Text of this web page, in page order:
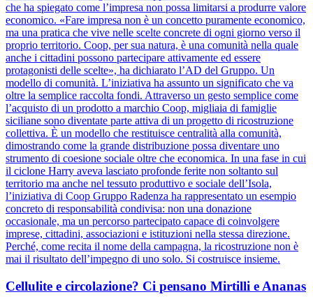
che ha spiegato come l’impresa non possa limitarsi a produrre valore
economico. «Fare impresa non è un concetto puramente economico,
ma una pratica che vive nelle scelte concrete di ogni giorno verso il
proprio territorio. Coop, per sua natura, è una comunità nella quale
anche i cittadini possono partecipare attivamente ed essere
protagonisti delle scelte», ha dichiarato l’AD del Gruppo. Un
modello di comunità. L’iniziativa ha assunto un significato che va
oltre la semplice raccolta fondi. Attraverso un gesto semplice come
l’acquisto di un prodotto a marchio Coop, migliaia di famiglie
siciliane sono diventate parte attiva di un progetto di ricostruzione
collettiva. È un modello che restituisce centralità alla comunità,
dimostrando come la grande distribuzione possa diventare uno
strumento di coesione sociale oltre che economica. In una fase in cui
il ciclone Harry aveva lasciato profonde ferite non soltanto sul
territorio ma anche nel tessuto produttivo e sociale dell’Isola,
l’iniziativa di Coop Gruppo Radenza ha rappresentato un esempio
concreto di responsabilità condivisa: non una donazione
occasionale, ma un percorso partecipato capace di coinvolgere
imprese, cittadini, associazioni e istituzioni nella stessa direzione.
Perché, come recita il nome della campagna, la ricostruzione non è
mai il risultato dell’impegno di uno solo. Si costruisce insieme.
Cellulite e circolazione? Ci pensano Mirtilli e Ananas